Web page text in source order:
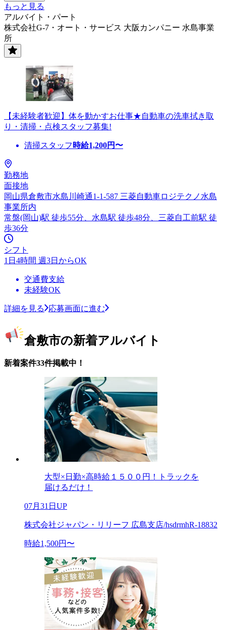
もっと見る
アルバイト・パート
株式会社G-7・オート・サービス 大阪カンパニー 水島事業
所
【未経験者歓迎】体を動かすお仕事★自動車の洗車拭き取
り・清掃・点検スタッフ募集!
清掃スタッフ 時給1,200円〜
勤務地
面接地
岡山県倉敷市水島川崎通1-1-587 三菱自動車ロジテクノ水島
事業所内
常盤(岡山)駅 徒歩55分、水島駅 徒歩48分、三菱自工前駅 徒
歩36分
シフト
1日4時間 週3日からOK
交通費支給
未経験OK
詳細を見る 応募画面に進む
倉敷市の新着アルバイト
新着案件33件掲載中！
大型×日勤×高時給１５００円！トラックを
届けるだけ！
07月31日UP
株式会社ジャパン・リリーフ 広島支店/hsdrmhR-18832
時給1,500円〜